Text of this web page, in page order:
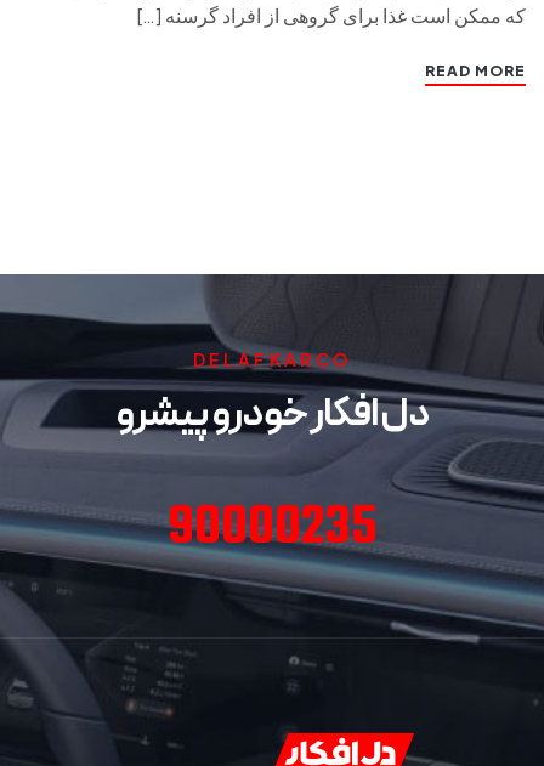
که ممکن است غذا برای گروهی از افراد گرسنه […]
READ MORE
DELAFKARCO
دل افکار خودرو پیشرو
90000235